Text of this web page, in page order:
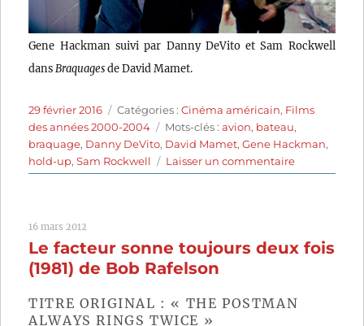
Gene Hackman suivi par Danny DeVito et Sam Rockwell
dansBraquagesde David Mamet.
Publié
le
29 février 2016 Catégories
Catégories :Cinéma américain, Films
des années 2000-2004
Étiquettes
Mots-clés :avion, bateau,
braquage, Danny DeVito, David Mamet,Gene Hackman,
hold-up,Sam Rockwell Laisser un commentairesur
Braquages
Mamet
16 mars 2012
Le facteur sonne toujours deux fois
(1981) de Bob Rafelson
TITRE ORIGINAL : « THE POSTMAN
ALWAYS RINGS TWICE »